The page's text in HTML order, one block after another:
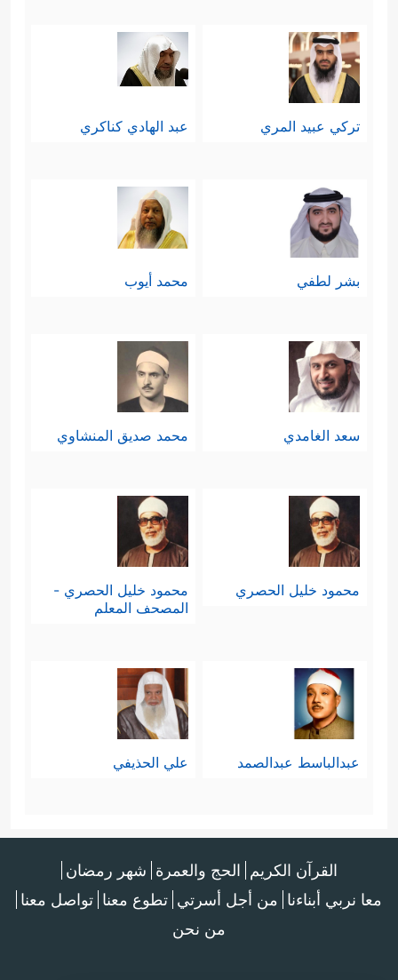
تركي عبيد المري عبد الهادي كناكري
بشر لطفي محمد أيوب
سعد الغامدي محمد صديق المنشاوي
محمود خليل الحصري
محمود خليل الحصري -
المصحف المعلم
عبدالباسط عبدالصمد علي الحذيفي
القرآن الكريم الحج والعمرة شهر رمضان
معا نربي أبناءنا من أجل أسرتي تطوع معنا تواصل معنا
من نحن